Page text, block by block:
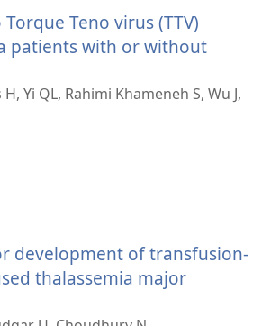
Teno virus (TTV)
patients with or without
Yi QL, Rahimi Khameneh S, Wu J,
development of transfusion-
thalassemia major